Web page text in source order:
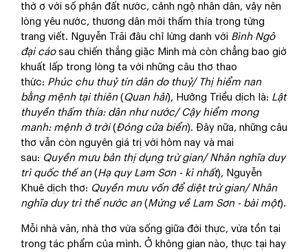
thờ ơ với số phận đất nước, cảnh ngộ nhân dân, vậy nên
lòng yêu nước, thương dân mới thấm thía trong từng
trang viết. Nguyễn Trãi đâu chỉ lừng danh với Bình Ngô
đại cáosau chiến thắng giặc Minh mà còn chẳng bao giờ
khuất lấp trong lòng ta với những câu thơ thao
thức: Phúc chu thuỷ tín dân do thuỷ/ Thị hiểm nan
bằng mệnh tại thiên ( Quan hải), Hưởng Triều dịch là: Lật
thuyền thấm thía: dân như nước/ Cậy hiểm mong
manh: mệnh ở trời(Đóng cửa biển). Đây nữa, những câu
thơ vẫn còn nguyên giá trị với hôm nay và mai
sau: Quyền mưu bản thị dụng trừ gian/ Nhân nghĩa duy
trì quốc thế an (Hạ quy Lam Sơn - kì nhất), Nguyễn
Khuê dịch thơ: Quyền mưu vốn để diệt trừ gian/ Nhân
nghĩa duy trì thế nước an (Mừng về Lam Sơn - bài một).
Mỗi nhà văn, nhà thơ vừa sống giữa đời thực, vừa tồn tại
trong tác phẩm của mình. Ở không gian nào, thực tại hay